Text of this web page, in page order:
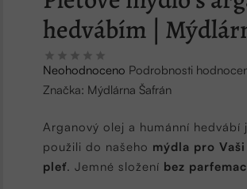
hedvábím |
Průměrné
hodnocení
produktu
0,0
z
5
Neohodnoceno Podrobnosti
Značka: Mýdlárna Šafrán
Arganový olej a humánní
použili do našeho mýdla pro
pleť. Jemné složení bez